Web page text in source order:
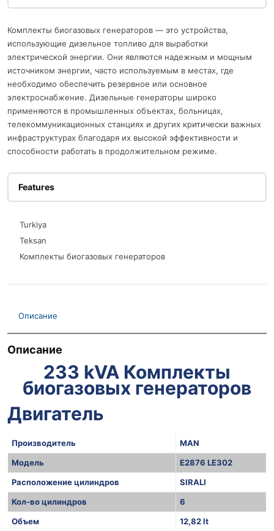
Комплекты биогазовых генераторов — это устройства,
использующие дизельное топливо для выработки
электрической энергии. Они являются надежным и мощным
источником энергии, часто используемым в местах, где
необходимо обеспечить резервное или основное
электроснабжение. Дизельные генераторы широко
применяются в промышленных объектах, больницах,
телекоммуникационных станциях и других критически важных
инфраструктурах благодаря их высокой эффективности и
способности работать в продолжительном режиме.
Features
Turkiya
Teksan
Комплекты биогазовых генераторов
Описание
Описание
233 kVA Комплекты
биогазовых генераторов
Двигатель
Производитель
MAN
Модель
E2876 LE302
Расположение цилиндров
SIRALI
Кол-во цилиндров
6
Объем
12,82 lt